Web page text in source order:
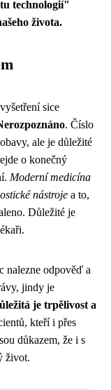
technologií"
života.
sice
. Číslo
ale je důležité
o konečný
Moderní medicína
nástroje a to,
Důležité je
nalezne odpověď a
jindy je
je trpělivost a
kteří i přes
důkazem, že i s
život.